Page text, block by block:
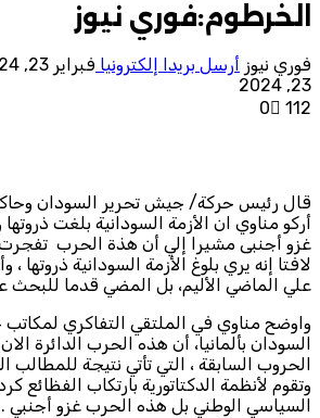
الخرطوم:فوري نيوز
فوري نيوز أرسل بريدا إلكترونيا فبراير 23, 2024
23, 2024
0
112
قال رئيس حركة/ جيش تحرير السودان
أركو مناوي ان الأزمة السودانية بلغت
غزو أجنبى مشيرا إلي أن هذة الحرب تفجرت
لافتا إنه يري بلوغ الأزمة السودانية ذروتها ،
علي الماضي الأليم، بل المضي قدما للبحث
واوضح مناوي في الملتقي التفاكري
السودان بألمانيا، أن هذه الحرب الدائرة
الحروب السابقة ، التي تأتي نتيجة للمطالب
وتقوم لأنظمة الدكتاتورية بارتكاب الفظائع
السياسي الوطني بل هذه الحرب غزو أجنبي .